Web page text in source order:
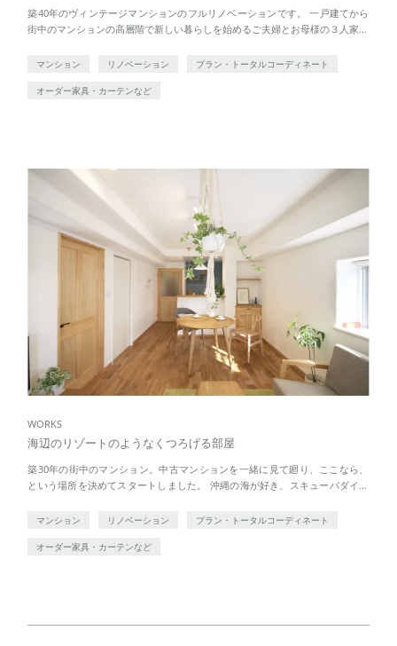
築40年のヴィンテージマンションのフルリノベーションです。 一戸建てから
街中のマンションの高層階で新しい暮らしを始めるご夫婦とお母様の３人家族
ニューヨ […]
マンション リノベーション プラン・トータルコーディネート
オーダー家具・カーテンなど
WORKS
海辺のリゾートのようなくつろげる部屋
築30年の街中のマンション。中古マンションを一緒に見て廻り、ここなら、
という場所を決めてスタートしました。 沖縄の海が好き、スキューバダイビ
メージを膨 […]
マンション リノベーション プラン・トータルコーディネート
オーダー家具・カーテンなど